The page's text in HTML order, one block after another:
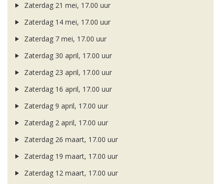
Zaterdag 21 mei, 17.00 uur
Zaterdag 14 mei, 17.00 uur
Zaterdag 7 mei, 17.00 uur
Zaterdag 30 april, 17.00 uur
Zaterdag 23 april, 17.00 uur
Zaterdag 16 april, 17.00 uur
Zaterdag 9 april, 17.00 uur
Zaterdag 2 april, 17.00 uur
Zaterdag 26 maart, 17.00 uur
Zaterdag 19 maart, 17.00 uur
Zaterdag 12 maart, 17.00 uur